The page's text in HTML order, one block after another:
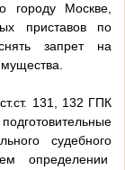
городу Москве,
приставов по
запрет на
131, 132 ГПК
судебного
определении